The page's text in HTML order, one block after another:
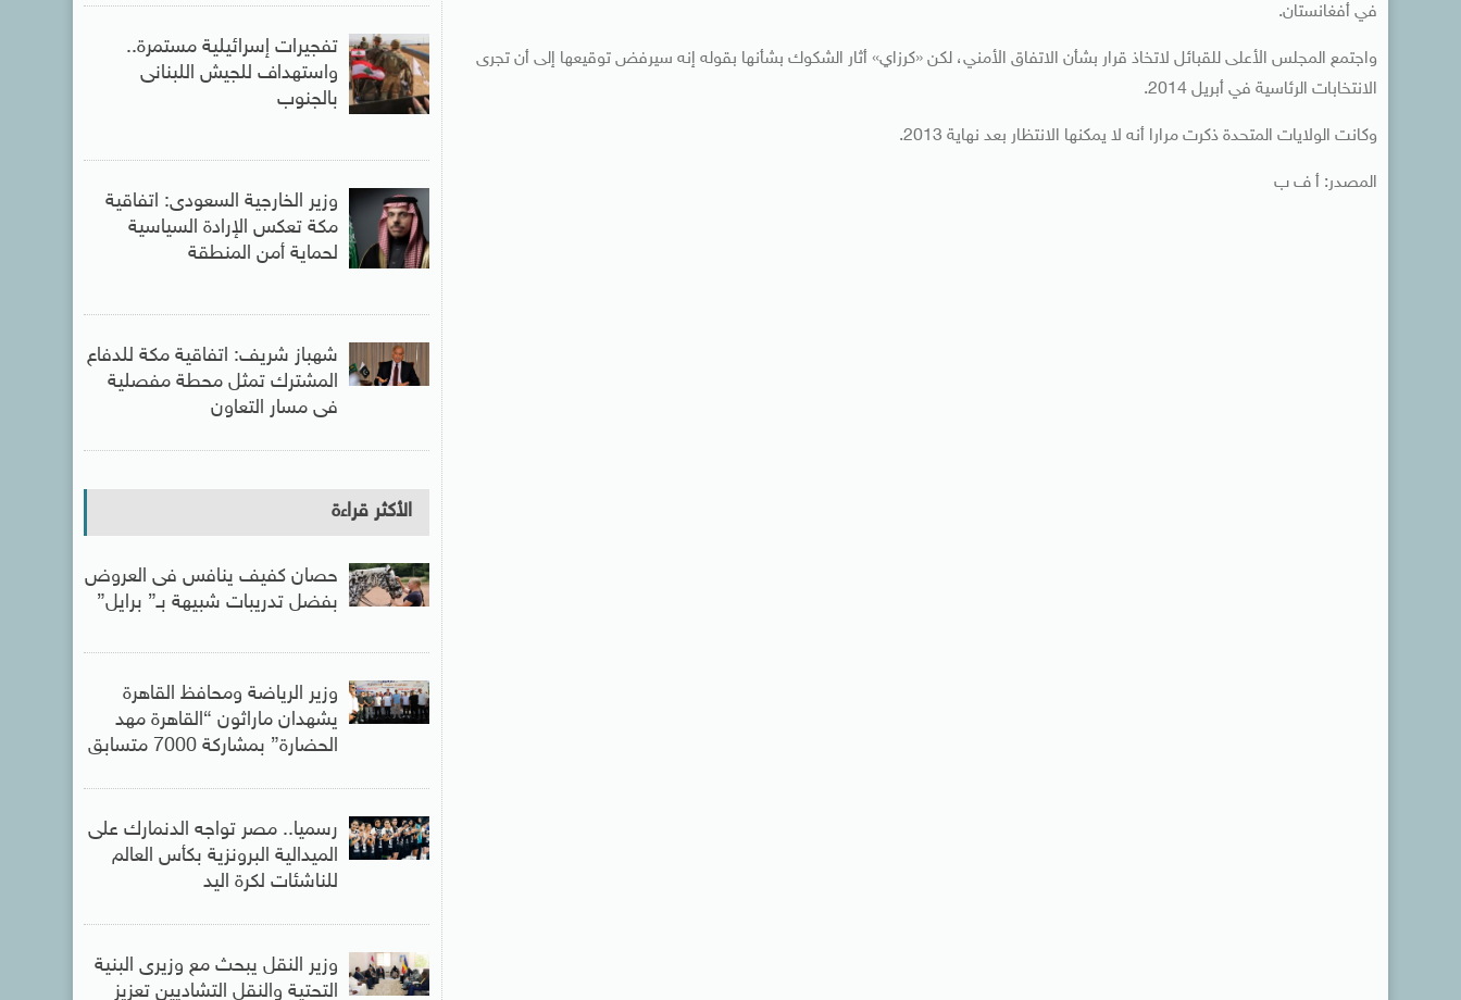
في أفغانستان.
واجتمع المجلس الأعلى للقبائل لاتخاذ قرار بشأن الاتفاق الأمني، لكن «كرزاي» أثار الشكوك بشأنها بقوله إنه سيرفض توقيعها إلى أن تجرى
الانتخابات الرئاسية في أبريل 2014.
وكانت الولايات المتحدة ذكرت مرارا أنه لا يمكنها الانتظار بعد نهاية 2013.
المصدر: أ ف ب
تفجيرات إسرائيلية مستمرة..
واستهداف للجيش اللبنانى
بالجنوب
وزير الخارجية السعودى: اتفاقية
مكة تعكس الإرادة السياسية
لحماية أمن المنطقة
شهباز شريف: اتفاقية مكة للدفاع
المشترك تمثل محطة مفصلية
فى مسار التعاون
الأكثر قراءة
حصان كفيف ينافس فى العروض
بفضل تدريبات شبيهة بـ” برايل”
وزير الرياضة ومحافظ القاهرة
يشهدان ماراثون “القاهرة مهد
الحضارة” بمشاركة 7000 متسابق
رسميا.. مصر تواجه الدنمارك على
الميدالية البرونزية بكأس العالم
للناشئات لكرة اليد
وزير النقل يبحث مع وزيرى البنية
التحتية والنقل التشاديين تعزيز